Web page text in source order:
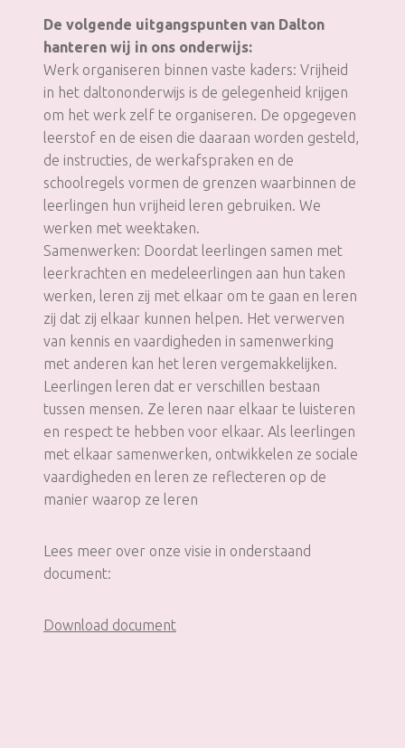
De volgende uitgangspunten van Dalton
hanteren wij in ons onderwijs:
Werk organiseren binnen vaste kaders: Vrijheid
in het daltononderwijs is de gelegenheid krijgen
om het werk zelf te organiseren. De opgegeven
leerstof en de eisen die daaraan worden gesteld,
de instructies, de werkafspraken en de
schoolregels vormen de grenzen waarbinnen de
leerlingen hun vrijheid leren gebruiken. We
werken met weektaken.
Samenwerken: Doordat leerlingen samen met
leerkrachten en medeleerlingen aan hun taken
werken, leren zij met elkaar om te gaan en leren
zij dat zij elkaar kunnen helpen. Het verwerven
van kennis en vaardigheden in samenwerking
met anderen kan het leren vergemakkelijken.
Leerlingen leren dat er verschillen bestaan
tussen mensen. Ze leren naar elkaar te luisteren
en respect te hebben voor elkaar. Als leerlingen
met elkaar samenwerken, ontwikkelen ze sociale
vaardigheden en leren ze reflecteren op de
manier waarop ze leren
Lees meer over onze visie in onderstaand
document:
Download document